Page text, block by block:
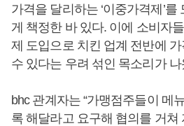
가격을 달리하는 ‘이중가격제’
게 책정한 바 있다. 이에 소비자
제 도입으로 치킨 업계 전반에
수 있다는 우려 섞인 목소리가 나
bhc 관계자는 “가맹점주들이 메
록 해달라고 요구해 협의를 거쳐